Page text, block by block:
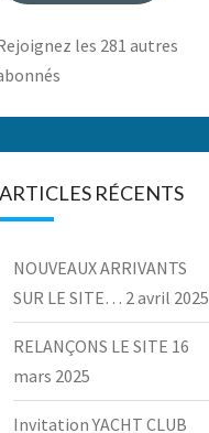
les 281 autres
ARTICLES RÉCENTS
NOUVEAUX ARRIVANTS
SUR LE SITE… 2 avril 2025
RELANÇONS LE SITE 16
mars 2025
Invitation YACHT CLUB